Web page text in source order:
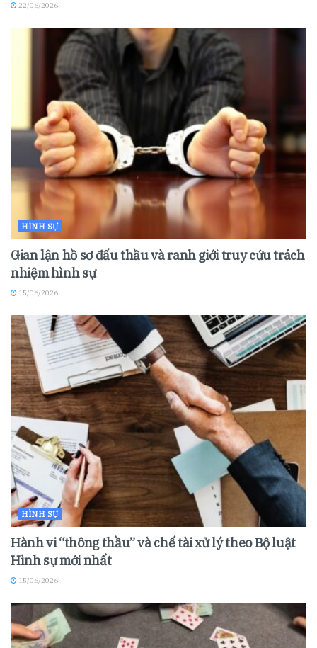
22/06/2026
HÌNH SỰ
Gian lận hồ sơ đấu thầu và ranh giới truy cứu trách
nhiệm hình sự
15/06/2026
HÌNH SỰ
Hành vi “thông thầu” và chế tài xử lý theo Bộ luật
Hình sự mới nhất
15/06/2026